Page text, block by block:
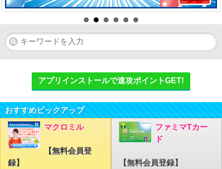
アプリインストールで速攻ポイントGET!
おすすめピックアップ
マクロミル
【無料会員登
録】
ファミマTカー
ド
【無料会員登録】